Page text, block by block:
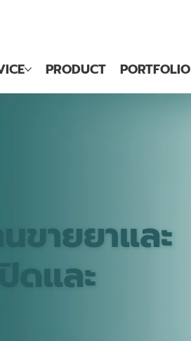
PRODUCT PORTFOLIO
ขายยาและ
ดและ